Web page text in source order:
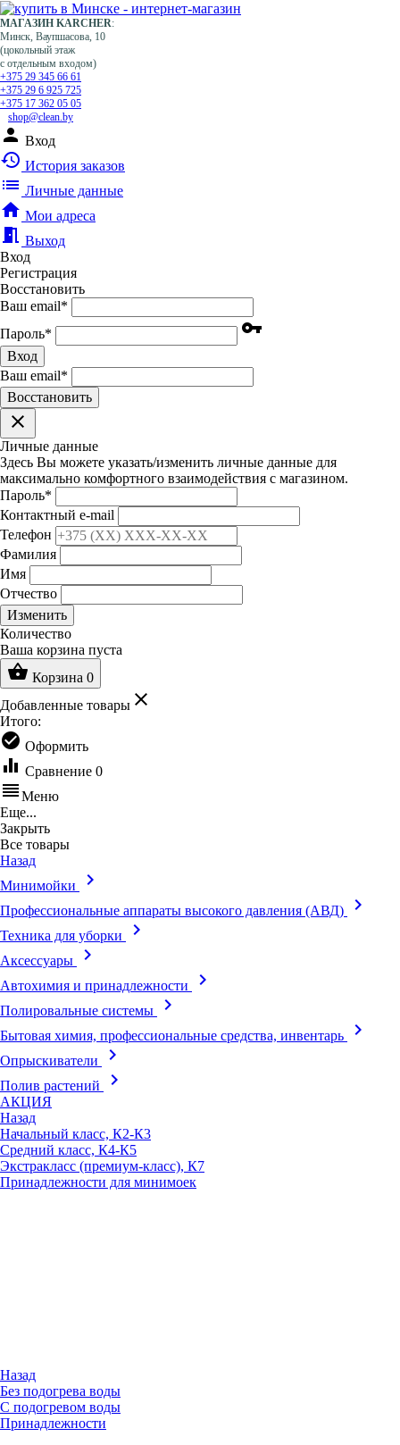
МАГАЗИН KARCHER:
Минск, Ваупшасова, 10
(цокольный этаж
с отдельным входом)
+375 29 345 66 61
+375 29 6 925 725
+375 17 362 05 05
shop@clean.by
person Вход
history История заказов
list Личные данные
home Мои адреса
meeting_room Выход
Вход
Регистрация
Восстановить
Ваш email*
Пароль* vpn_key
Вход
Ваш email*
Воcстановить
clear
Личные данные
Здесь Вы можете указать/изменить личные данные для
максимально комфортного взаимодействия с магазином.
Пароль*
Контактный e-mail
Телефон
Фамилия
Имя
Отчество
Изменить
Количество
Ваша корзина пуста
shopping_basket Корзина 0
Добавленные товары clear
Итого:
check_circle Оформить
equalizer Сравнение 0
reorderМеню
Еще...
Закрыть
Все товары
Назад
Минимойки
keyboard_arrow_right
Профессиональные аппараты высокого давления (АВД) keyboard_arrow_right
Техника для уборки keyboard_arrow_right
Аксессуары keyboard_arrow_right
Автохимия и принадлежности keyboard_arrow_right
Полировальные системы keyboard_arrow_right
Бытовая химия, профессиональные средства, инвентарь keyboard_arrow_right
Опрыскиватели keyboard_arrow_right
Полив растений keyboard_arrow_right
АКЦИЯ
Назад
Начальный класс, К2-К3
Средний класс, К4-К5
Экстракласс (премиум-класс), К7
Принадлежности для минимоек
Назад
Без подогрева воды
С подогревом воды
Принадлежности